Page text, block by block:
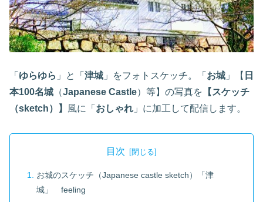
「 ゆらゆら 」と「 津城 」をフォトスケッチ。「 お城 」【 日
本100名城 （Japanese Castle）等】の写真を 【スケッチ
（sketch）】
風に「 おしゃれ 」に加工して配信します。
目次
お城のスケッチ（Japanese castle sketch）「津
城」 feeling